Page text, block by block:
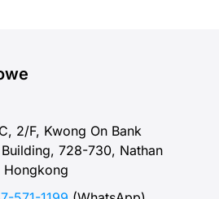
2/F, Kwong On Bank
728-730, Nathan
Hongkong